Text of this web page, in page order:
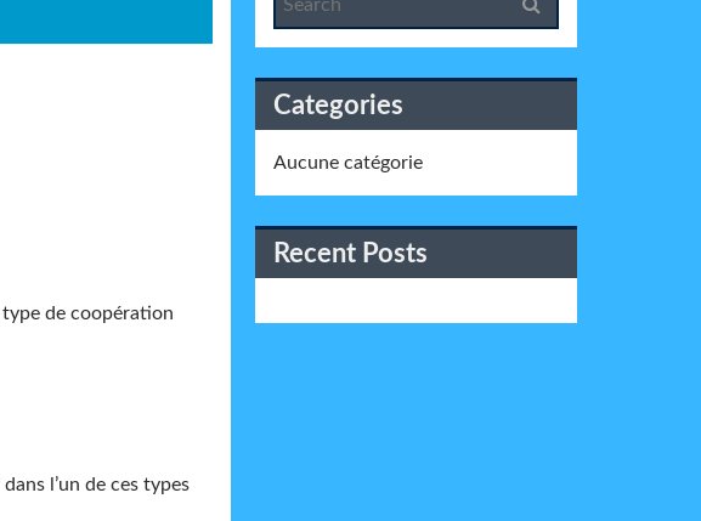
type de coopération
l’un de ces types
Categories
Aucune catégorie
Recent Posts